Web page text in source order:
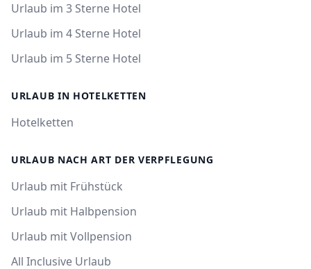
Urlaub im 3 Sterne Hotel
Urlaub im 4 Sterne Hotel
Urlaub im 5 Sterne Hotel
URLAUB IN HOTELKETTEN
Hotelketten
URLAUB NACH ART DER VERPFLEGUNG
Urlaub mit Frühstück
Urlaub mit Halbpension
Urlaub mit Vollpension
All Inclusive Urlaub